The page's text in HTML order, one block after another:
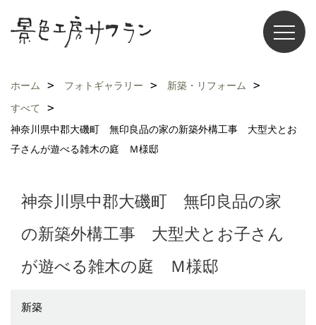
ホーム フォトギャラリー
新築・リフォーム
すべて
神奈川県中郡大磯町 無印良品の家の新築外構工事 大型犬とお
子さんが遊べる雑木の庭 Ｍ様邸
神奈川県中郡大磯町 無印良品の家
の新築外構工事 大型犬とお子さん
が遊べる雑木の庭 Ｍ様邸
新築